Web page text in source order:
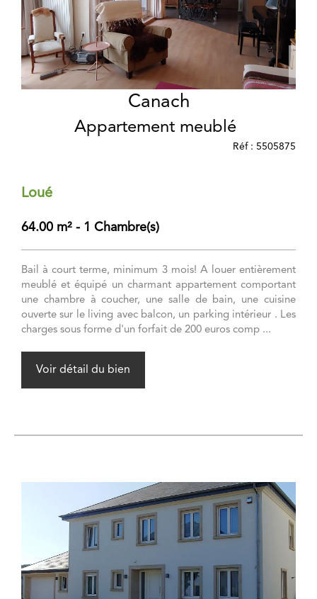
Canach
Appartement meublé
Réf : 5505875
Loué
64.00 m² - 1 Chambre(s)
Bail à court terme, minimum 3 mois! A louer entièrement
meublé et équipé un charmant appartement comportant
une chambre à coucher, une salle de bain, une cuisine
ouverte sur le living avec balcon, un parking intérieur . Les
charges sous forme d'un forfait de 200 euros comp ...
Voir détail du bien